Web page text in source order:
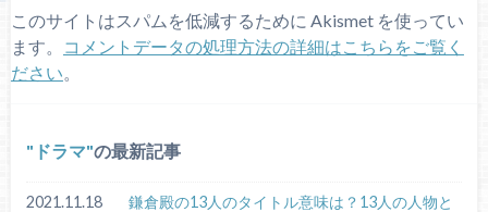
このサイトはスパムを低減するために Akismet を使ってい
ます。
コメントデータの処理方法の詳細はこちらをご覧く
ださい。
ドラマ の最新記事
2021.11.18
鎌倉殿の13人のタイトル意味は？13人の人物と